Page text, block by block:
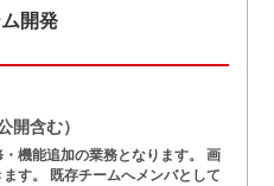
開発
含む）
機能追加の業務となります。 画
す。 既存チームへメンバとして